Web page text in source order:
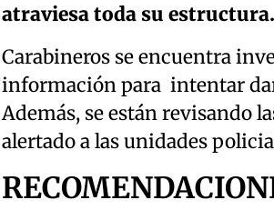
atraviesa toda su estructura.
Carabineros se encuentra
información para intentar
Además, se están revisando
alertado a las unidades